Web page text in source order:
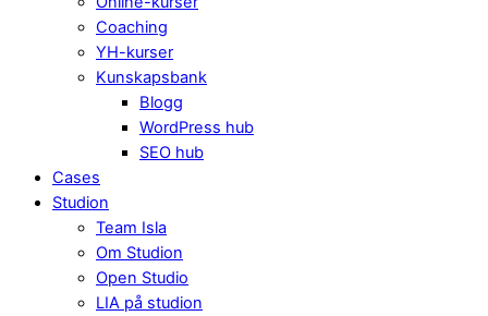
Coaching
YH-kurser
Kunskapsbank
Blogg
WordPress hub
SEO hub
Cases
Studion
Team Isla
Om Studion
Open Studio
LIA på studion